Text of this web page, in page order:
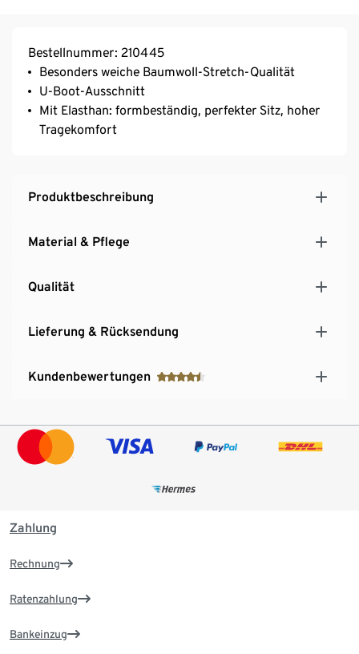
Bestellnummer: 210445
Besonders weiche Baumwoll-Stretch-Qualität
U-Boot-Ausschnitt
Mit Elasthan: formbeständig, perfekter Sitz, hoher
Tragekomfort
Produktbeschreibung
Material & Pflege
Qualität
Lieferung & Rücksendung
Kundenbewertungen
Zahlung
Rechnung
Ratenzahlung
Bankeinzug